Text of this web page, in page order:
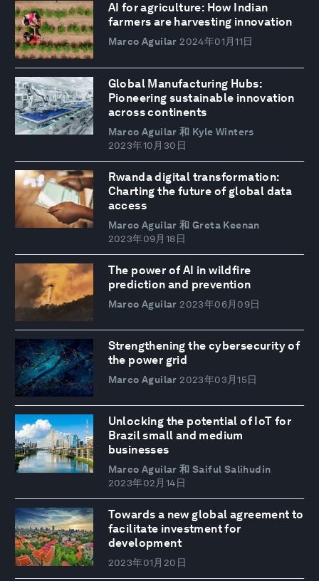
AI for agriculture: How Indian
farmers are harvesting innovation
Marco Aguilar 2024年01月11日
Global Manufacturing Hubs:
Pioneering sustainable innovation
across continents
Marco Aguilar 和 Kyle Winters
2023年10月30日
Rwanda digital transformation:
Charting the future of global data
access
Marco Aguilar 和 Greta Keenan
2023年09月18日
The power of AI in wildfire
prediction and prevention
Marco Aguilar 2023年06月09日
Strengthening the cybersecurity of
the power grid
Marco Aguilar 2023年03月15日
Unlocking the potential of IoT for
Brazil small and medium
businesses
Marco Aguilar 和 Saiful Salihudin
2023年02月14日
Towards a new global agreement to
facilitate investment for
development
2023年01月20日